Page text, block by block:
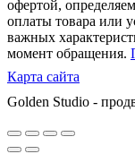
офертой,
оплаты товара или
важных
момент обращения.
Карта сайта
Golden Studio -